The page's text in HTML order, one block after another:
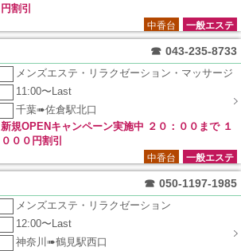
円割引
一般エステ
中香台
☎ 043-235-8733
メンズエステ・リラクゼーション・マッサージ
11:00〜Last
千葉➠佐倉駅北口
新規OPENキャンペーン実施中 ２０：００まで １
０００円割引
一般エステ
中香台
☎ 050-1197-1985
メンズエステ・リラクゼーション
12:00〜Last
神奈川➠鶴見駅西口